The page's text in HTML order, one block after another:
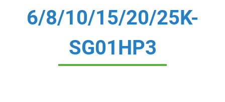
6/8/10/15/20/25K-
SG01HP3